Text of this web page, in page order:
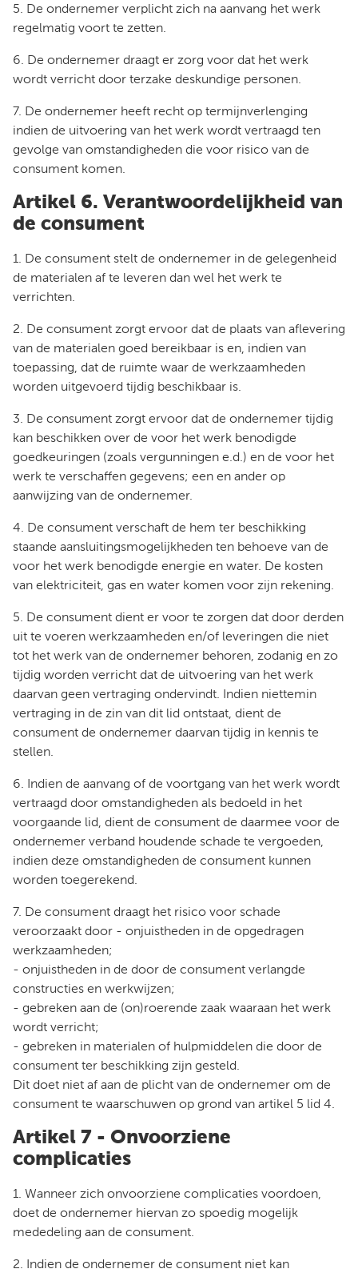
5. De ondernemer verplicht zich na aanvang het werk
regelmatig voort te zetten.
6. De ondernemer draagt er zorg voor dat het werk
wordt verricht door terzake deskundige personen.
7. De ondernemer heeft recht op termijnverlenging
indien de uitvoering van het werk wordt vertraagd ten
gevolge van omstandigheden die voor risico van de
consument komen.
Artikel 6. Verantwoordelijkheid van
de consument
1. De consument stelt de ondernemer in de gelegenheid
de materialen af te leveren dan wel het werk te
verrichten.
2. De consument zorgt ervoor dat de plaats van aflevering
van de materialen goed bereikbaar is en, indien van
toepassing, dat de ruimte waar de werkzaamheden
worden uitgevoerd tijdig beschikbaar is.
3. De consument zorgt ervoor dat de ondernemer tijdig
kan beschikken over de voor het werk benodigde
goedkeuringen (zoals vergunningen e.d.) en de voor het
werk te verschaffen gegevens; een en ander op
aanwijzing van de ondernemer.
4. De consument verschaft de hem ter beschikking
staande aansluitingsmogelijkheden ten behoeve van de
voor het werk benodigde energie en water. De kosten
van elektriciteit, gas en water komen voor zijn rekening.
5. De consument dient er voor te zorgen dat door derden
uit te voeren werkzaamheden en/of leveringen die niet
tot het werk van de ondernemer behoren, zodanig en zo
tijdig worden verricht dat de uitvoering van het werk
daarvan geen vertraging ondervindt. Indien niettemin
vertraging in de zin van dit lid ontstaat, dient de
consument de ondernemer daarvan tijdig in kennis te
stellen.
6. Indien de aanvang of de voortgang van het werk wordt
vertraagd door omstandigheden als bedoeld in het
voorgaande lid, dient de consument de daarmee voor de
ondernemer verband houdende schade te vergoeden,
indien deze omstandigheden de consument kunnen
worden toegerekend.
7. De consument draagt het risico voor schade
veroorzaakt door - onjuistheden in de opgedragen
werkzaamheden;
- onjuistheden in de door de consument verlangde
constructies en werkwijzen;
- gebreken aan de (on)roerende zaak waaraan het werk
wordt verricht;
- gebreken in materialen of hulpmiddelen die door de
consument ter beschikking zijn gesteld.
Dit doet niet af aan de plicht van de ondernemer om de
consument te waarschuwen op grond van artikel 5 lid 4.
Artikel 7 - Onvoorziene
complicaties
1. Wanneer zich onvoorziene complicaties voordoen,
doet de ondernemer hiervan zo spoedig mogelijk
mededeling aan de consument.
2. Indien de ondernemer de consument niet kan